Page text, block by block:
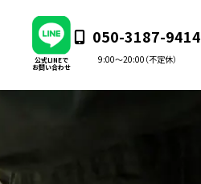
公式LINEで
お問い合わせ
050-3187-9414
9:00〜20:00（不定休）